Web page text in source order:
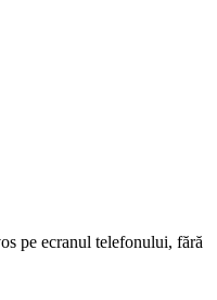
pe ecranul telefonului, fără